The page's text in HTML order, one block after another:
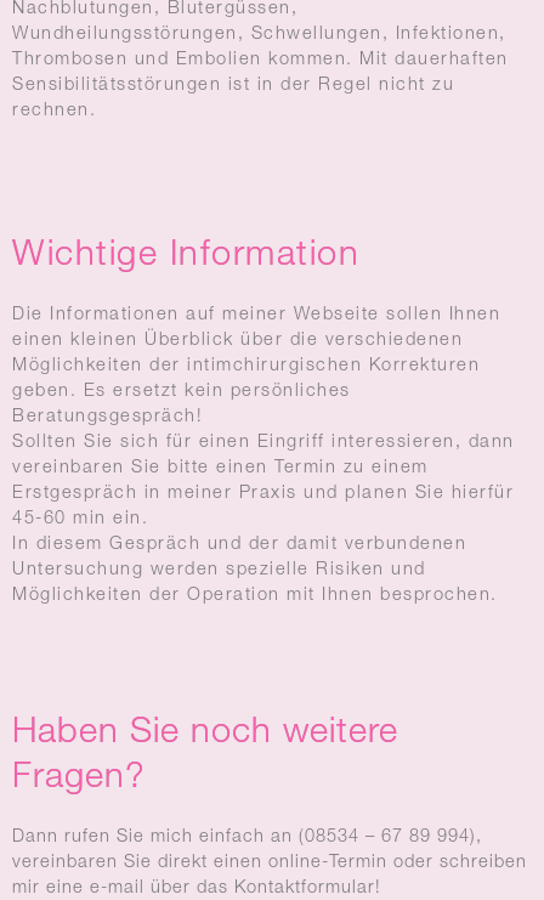
Nachblutungen, Blutergüssen,
Wundheilungsstörungen, Schwellungen, Infektionen,
Thrombosen und Embolien kommen. Mit dauerhaften
Sensibilitätsstörungen ist in der Regel nicht zu
rechnen.
Wichtige Information
Die Informationen auf meiner Webseite sollen Ihnen
einen kleinen Überblick über die verschiedenen
Möglichkeiten der intimchirurgischen Korrekturen
geben. Es ersetzt kein persönliches
Beratungsgespräch!
Sollten Sie sich für einen Eingriff interessieren, dann
vereinbaren Sie bitte einen Termin zu einem
Erstgespräch in meiner Praxis und planen Sie hierfür
45-60 min ein.
In diesem Gespräch und der damit verbundenen
Untersuchung werden spezielle Risiken und
Möglichkeiten der Operation mit Ihnen besprochen.
Haben Sie noch weitere
Fragen?
Dann rufen Sie mich einfach an (08534 – 67 89 994),
vereinbaren Sie direkt einen online-Termin oder schreiben
mir eine e-mail über das Kontaktformular!